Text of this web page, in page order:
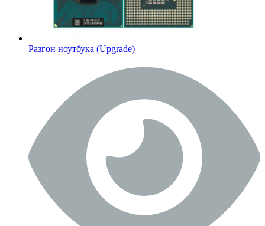
Разгон ноутбука (Upgrade)